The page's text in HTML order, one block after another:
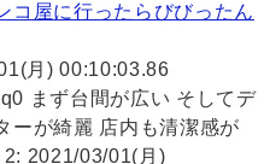
コ屋に行ったらびびったん
月) 00:10:03.86
まず台間が広い そしてデ
ーが綺麗 店内も清潔感が
2: 2021/03/01(月)